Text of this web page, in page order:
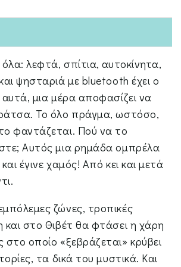
λεφτά, σπίτια, αυτοκίνητα,
ψησταριά με bluetooth έχει ο
αυτά, μια μέρα αποφασίζει να
Το όλο πράγμα, ωστόσο,
φαντάζεται. Πού να το
Αυτός μια ρημάδα ομπρέλα
έγινε χαμός! Από κει και μετά
ζώνες, τροπικές
και στο Θιβέτ θα φτάσει η χάρη
οποίο «ξεβράζεται» κρύβει
τα δικά του μυστικά. Και